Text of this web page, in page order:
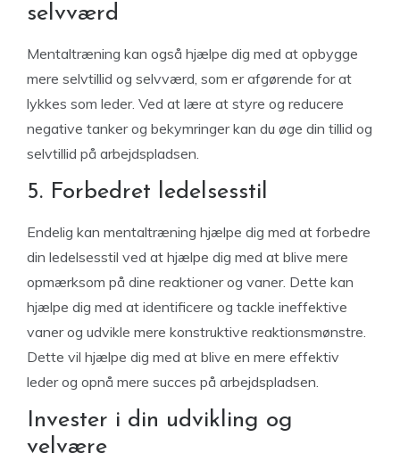
selvværd
Mentaltræning kan også hjælpe dig med at opbygge
mere selvtillid og selvværd, som er afgørende for at
lykkes som leder. Ved at lære at styre og reducere
negative tanker og bekymringer kan du øge din tillid og
selvtillid på arbejdspladsen.
5. Forbedret ledelsesstil
Endelig kan mentaltræning hjælpe dig med at forbedre
din ledelsesstil ved at hjælpe dig med at blive mere
opmærksom på dine reaktioner og vaner. Dette kan
hjælpe dig med at identificere og tackle ineffektive
vaner og udvikle mere konstruktive reaktionsmønstre.
Dette vil hjælpe dig med at blive en mere effektiv
leder og opnå mere succes på arbejdspladsen.
Invester i din udvikling og
velvære